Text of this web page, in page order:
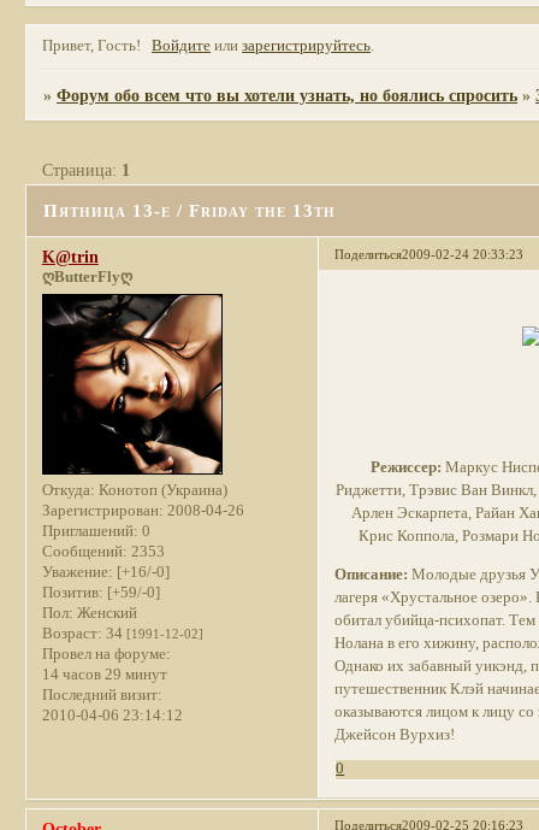
Привет, Гость! Войдите илизарегистрируйтесь.
»Форум обо всем что вы хотели узнать, но боялись спросить »
Пятница 13-е / Friday the 13th
Страница: 1
Поделиться2009-02-24 20:33:23
K@trin
ღButterFlyღ
Откуда: Конотоп (Украина)
Зарегистрирован: 2008-04-26
Приглашений: 0
Сообщений: 2353
Уважение: [+16/-0]
Позитив: [+59/-0]
Пол: Женский
Возраст: 34 [1991-12-02]
Провел на форуме:
14 часов 29 минут
Последний визит:
2010-04-06 23:14:12
Режиссер: Маркус
Риджетти, Трэвис Ван
Арлен Эскарпета, Райан
Крис Коппола, Розмари
Описание: Молодые друзья
лагеря «Хрустальное
обитал убийца-психопат.
Нолана в его хижину,
Однако их забавный уикэнд,
путешественник Клэй
оказываются лицом к лицу
Джейсон Вурхиз!
0
Поделиться2009-02-25 20:16:23